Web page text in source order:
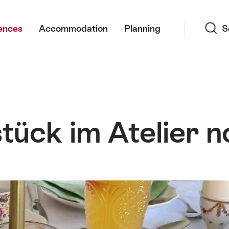
Accommodation Planning
im Atelier